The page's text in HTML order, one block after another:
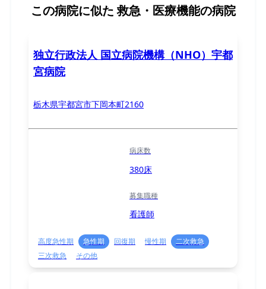
この病院に似た 救急・医療機能の病院
独立行政法人 国立病院機構（NHO）宇都
宮病院
栃木県宇都宮市下岡本町2160
病床数
380床
募集職種
看護師
高度急性期 急性期 回復期 慢性期
二次救急
三次救急
その他